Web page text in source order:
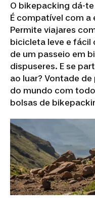
O bikepacking dá-
É compatível com a
Permite viajares
bicicleta leve e fácil
de um passeio em
dispuseres. E se
ao luar? Vontade
do mundo com
bolsas de